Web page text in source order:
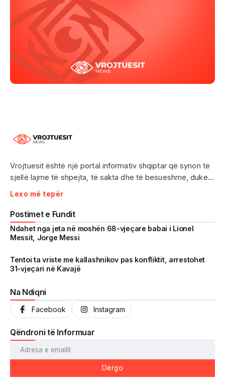
Vrojtuesit është një portal informativ shqiptar që synon të
sjellë lajme të shpejta, të sakta dhe të besueshme, duke
treguar realitetin pa çensurë. Fokus i punës sonë janë
ngjarjet e aktualitetit, problematikat sociale, denoncimet
qytetare dhe zhvillimet që prekin drejtpërdrejt jetën e
përditshme të shqiptarëve.
arritura në një kohë shumë të shkurtër, Vrojtuesit është
kthyer në një zë të fortë informimi dhe një pasqyrë reale të
Lexo më tepër
Postimet e Fundit
Ndahet nga jeta në moshën 68-vjeçare babai i Lionel
Messit, Jorge Messi
Tentoi ta vriste me kallashnikov pas konfliktit, arrestohet
31-vjeçari në Kavajë
Na Ndiqni
Facebook Instagram
Qëndroni të Informuar
Dërgo